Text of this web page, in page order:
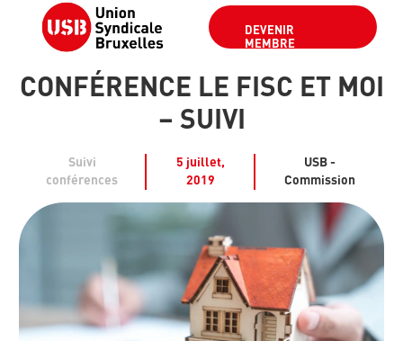
DEVENIR
MEMBRE
CONFÉRENCE LE FISC ET MOI
– SUIVI
Suivi
conférences
5 juillet,
2019
USB -
Commission